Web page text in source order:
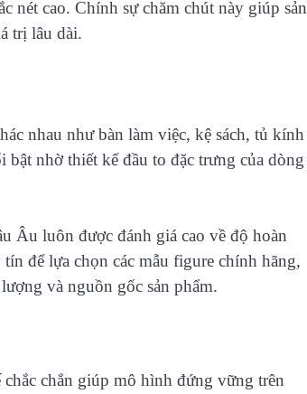
nét cao. Chính sự chăm chút này giúp sản
trị lâu dài.
nhau như bàn làm việc, kệ sách, tủ kính
nhờ thiết kế đầu to đặc trưng của dòng
Âu luôn được đánh giá cao về độ hoàn
tín để lựa chọn các mẫu figure chính hãng,
và nguồn gốc sản phẩm.
chắc chắn giúp mô hình đứng vững trên